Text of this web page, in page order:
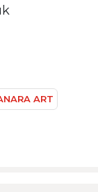
ART